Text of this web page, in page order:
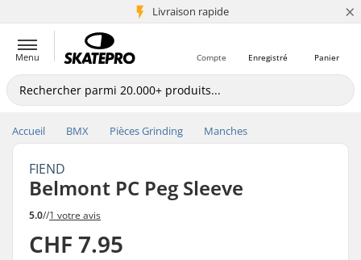
Livraison rapide
+5 mio de clients ×
Menu Panier
Enregistré
Compte
Accueil BMX Pièces Grinding Manches
FIEND
Belmont PC Peg Sleeve
5.0//1 votre avis
CHF 7.95